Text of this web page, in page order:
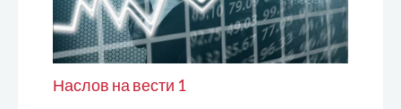
Наслов на вести 1